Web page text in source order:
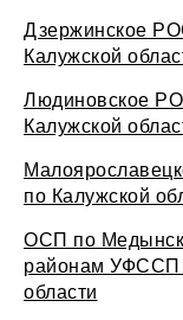
Дзержинское
Калужской
Людиновское
Калужской
по Калужской
ОСП по
районам УФССП
области